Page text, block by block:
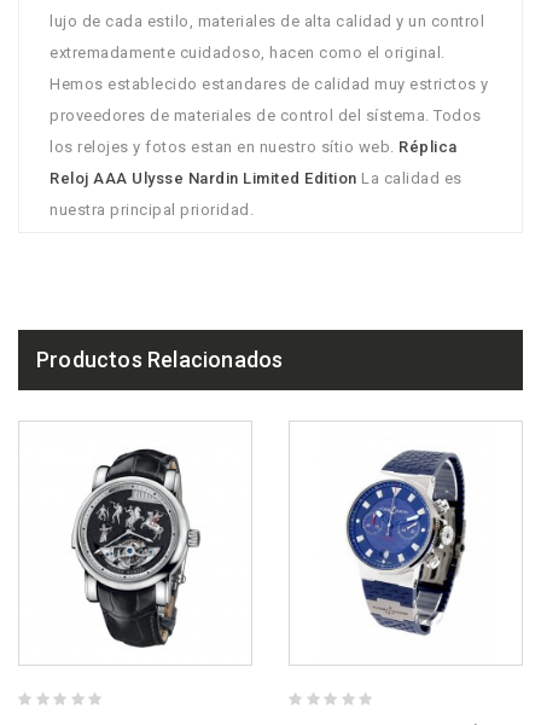
lujo de cada estilo, materiales de alta calidad y un control
extremadamente cuidadoso, hacen como el original.
Hemos establecido estandares de calidad muy estrictos y
proveedores de materiales de control del sístema. Todos
los relojes y fotos estan en nuestro sítio web. Réplica
Reloj AAA Ulysse Nardin Limited Edition La calidad es
nuestra principal prioridad.
Productos Relacionados